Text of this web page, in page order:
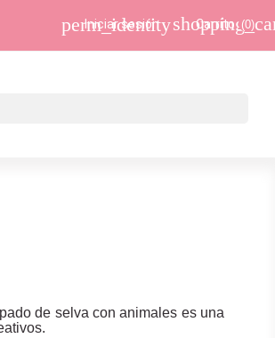
perm_identity
Iniciar sesión Carrito (0)
de selva con animales es una